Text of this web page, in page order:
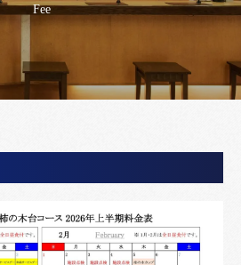
WEB登録
0436-92-1711
Fee